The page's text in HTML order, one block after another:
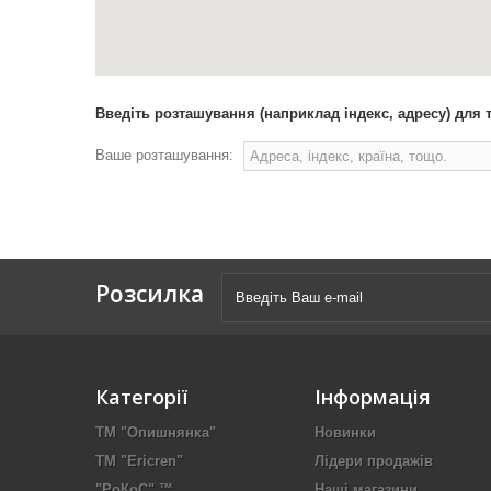
Введіть розташування (наприклад індекс, адресу) для
Ваше розташування:
Розсилка
Категорії
ТМ "Опишнянка"
ТМ "Ericren"
Інформація
Новинки
Лідери продажів